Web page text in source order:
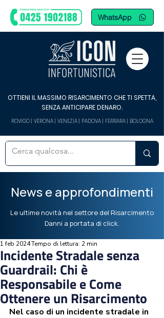
WhatsApp
OTTIENI IL MASSIMO RISARCIMENTO CHE TI SPETTA,
SENZA ANTICIPARE DENARO.
ROVIGO | VERONA | VENEZIA | PADOVA | FERRARA | BOLOGNA
News e approfondimenti
Le ultime novità nel settore del Risarcimento
Danni a portata di click.
Incidente Stradale senza
Guardrail: Chi è
Responsabile e Come
Ottenere un Risarcimento
1 feb 2024Tempo di lettura: 2 min
Nel caso di un incidente stradale in